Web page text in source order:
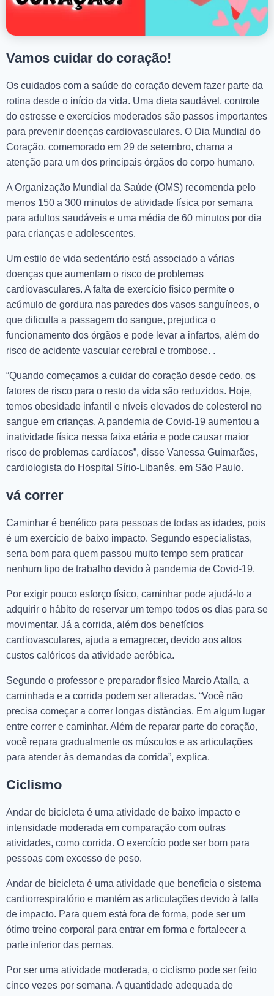
Vamos cuidar do coração!
Os cuidados com a saúde do coração devem fazer parte da
rotina desde o início da vida. Uma dieta saudável, controle
do estresse e exercícios moderados são passos importantes
para prevenir doenças cardiovasculares. O Dia Mundial do
Coração, comemorado em 29 de setembro, chama a
atenção para um dos principais órgãos do corpo humano.
A Organização Mundial da Saúde (OMS) recomenda pelo
menos 150 a 300 minutos de atividade física por semana
para adultos saudáveis ​​e uma média de 60 minutos por dia
para crianças e adolescentes.
Um estilo de vida sedentário está associado a várias
doenças que aumentam o risco de problemas
cardiovasculares. A falta de exercício físico permite o
acúmulo de gordura nas paredes dos vasos sanguíneos, o
que dificulta a passagem do sangue, prejudica o
funcionamento dos órgãos e pode levar a infartos, além do
risco de acidente vascular cerebral e trombose. .
“Quando começamos a cuidar do coração desde cedo, os
fatores de risco para o resto da vida são reduzidos. Hoje,
temos obesidade infantil e níveis elevados de colesterol no
sangue em crianças. A pandemia de Covid-19 aumentou a
inatividade física nessa faixa etária e pode causar maior
risco de problemas cardíacos”, disse Vanessa Guimarães,
cardiologista do Hospital Sírio-Libanês, em São Paulo.
vá correr
Caminhar é benéfico para pessoas de todas as idades, pois
é um exercício de baixo impacto. Segundo especialistas,
seria bom para quem passou muito tempo sem praticar
nenhum tipo de trabalho devido à pandemia de Covid-19.
Por exigir pouco esforço físico, caminhar pode ajudá-lo a
adquirir o hábito de reservar um tempo todos os dias para se
movimentar. Já a corrida, além dos benefícios
cardiovasculares, ajuda a emagrecer, devido aos altos
custos calóricos da atividade aeróbica.
Segundo o professor e preparador físico Marcio Atalla, a
caminhada e a corrida podem ser alteradas. “Você não
precisa começar a correr longas distâncias. Em algum lugar
entre correr e caminhar. Além de reparar parte do coração,
você repara gradualmente os músculos e as articulações
para atender às demandas da corrida”, explica.
Ciclismo
Andar de bicicleta é uma atividade de baixo impacto e
intensidade moderada em comparação com outras
atividades, como corrida. O exercício pode ser bom para
pessoas com excesso de peso.
Andar de bicicleta é uma atividade que beneficia o sistema
cardiorrespiratório e mantém as articulações devido à falta
de impacto. Para quem está fora de forma, pode ser um
ótimo treino corporal para entrar em forma e fortalecer a
parte inferior das pernas.
Por ser uma atividade moderada, o ciclismo pode ser feito
cinco vezes por semana. A quantidade adequada de